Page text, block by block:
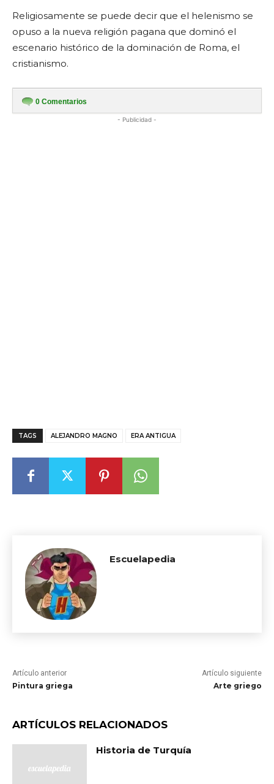
Religiosamente se puede decir que el helenismo se
opuso a la nueva religión pagana que dominó el
escenario histórico de la dominación de Roma, el
cristianismo.
0 Comentarios
- Publicidad -
TAGS ALEJANDRO MAGNO ERA ANTIGUA
Escuelapedia
Artículo anterior
Pintura griega
Artículo siguiente
Arte griego
ARTÍCULOS RELACIONADOS
Historia de Turquía